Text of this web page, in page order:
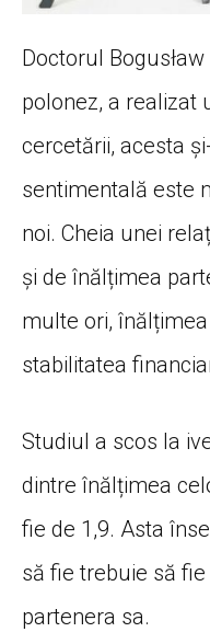
Doctorul
polonez, a realizat
cercetării, acesta
sentimentală este
noi. Cheia unei
și de înălțimea
multe ori,
stabilitatea
Studiul a scos la
dintre înălțimea
fie de 1,9. Asta
să fie trebuie să
partenera sa.